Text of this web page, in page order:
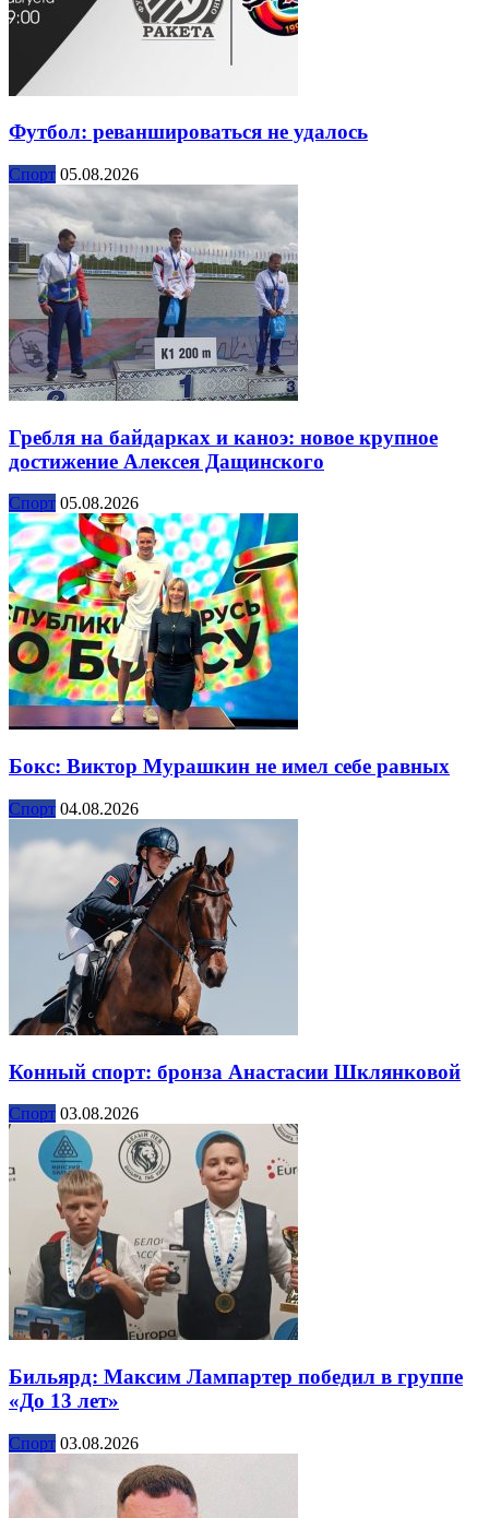
Футбол: реваншироваться не удалось
Спорт 05.08.2026
Гребля на байдарках и каноэ: новое крупное
достижение Алексея Дащинского
Спорт 05.08.2026
Бокс: Виктор Мурашкин не имел себе равных
Спорт 04.08.2026
Конный спорт: бронза Анастасии Шклянковой
Спорт 03.08.2026
Бильярд: Максим Лампартер победил в группе
«До 13 лет»
Спорт 03.08.2026